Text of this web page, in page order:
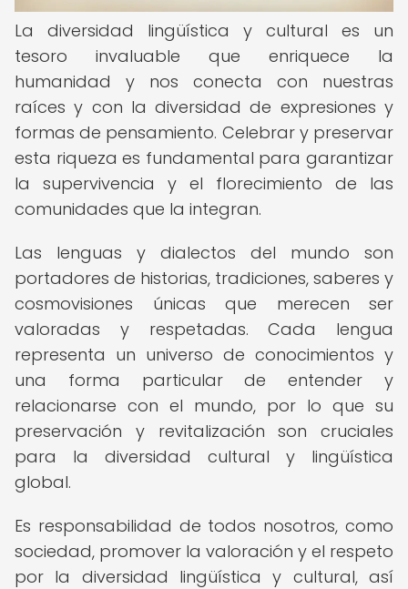
La diversidad lingüística y cultural es un
tesoro invaluable que enriquece la
humanidad y nos conecta con nuestras
raíces y con la diversidad de expresiones y
formas de pensamiento. Celebrar y preservar
esta riqueza es fundamental para garantizar
la supervivencia y el florecimiento de las
comunidades que la integran.
Las lenguas y dialectos del mundo son
portadores de historias, tradiciones, saberes y
cosmovisiones únicas que merecen ser
valoradas y respetadas. Cada lengua
representa un universo de conocimientos y
una forma particular de entender y
relacionarse con el mundo, por lo que su
preservación y revitalización son cruciales
para la diversidad cultural y lingüística
global.
Es responsabilidad de todos nosotros, como
sociedad, promover la valoración y el respeto
por la diversidad lingüística y cultural, así